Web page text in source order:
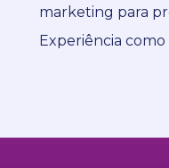
marketing para
Experiência